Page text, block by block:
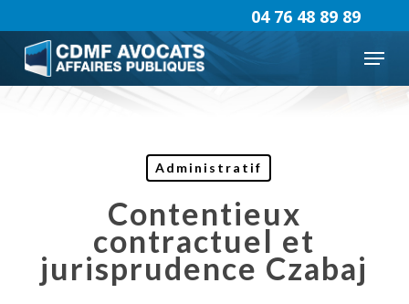
to
main
content
Menu
04 76 48 89 89
Administratif
Contentieux
contractuel et
jurisprudence Czabaj